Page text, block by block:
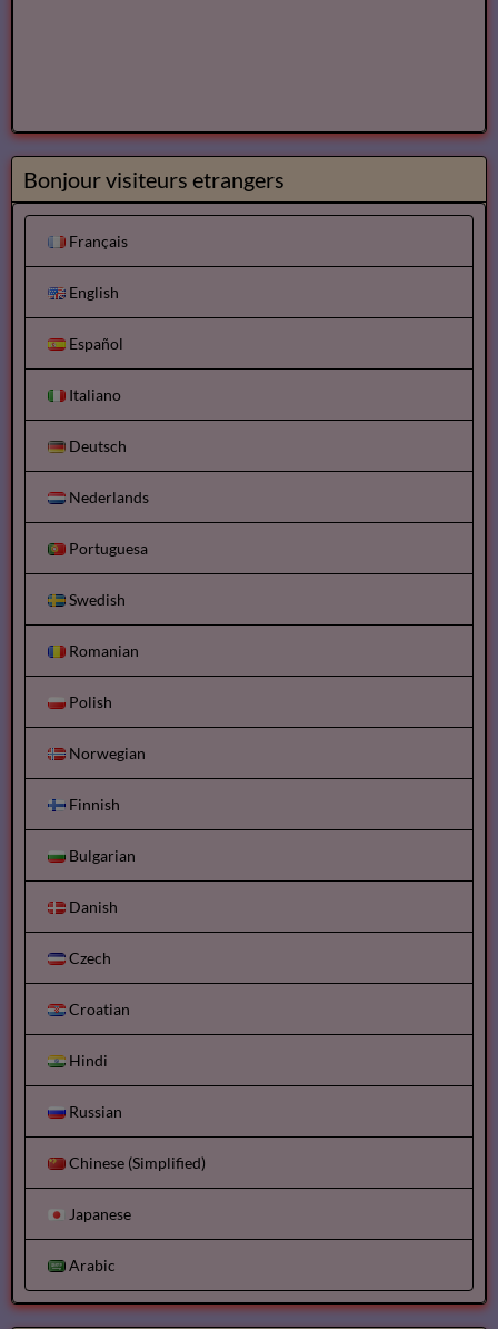
Bonjour visiteurs etrangers
Français
English
Español
Italiano
Deutsch
Nederlands
Portuguesa
Swedish
Romanian
Polish
Norwegian
Finnish
Bulgarian
Danish
Czech
Croatian
Hindi
Russian
Chinese (Simplified)
Japanese
Arabic